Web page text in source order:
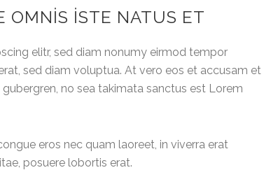
OMNIS ISTE NATUS ET
elitr, sed diam nonumy eirmod tempor
sed diam voluptua. At vero eos et accusam et
no sea takimata sanctus est Lorem
eros nec quam laoreet, in viverra erat
posuere lobortis erat.